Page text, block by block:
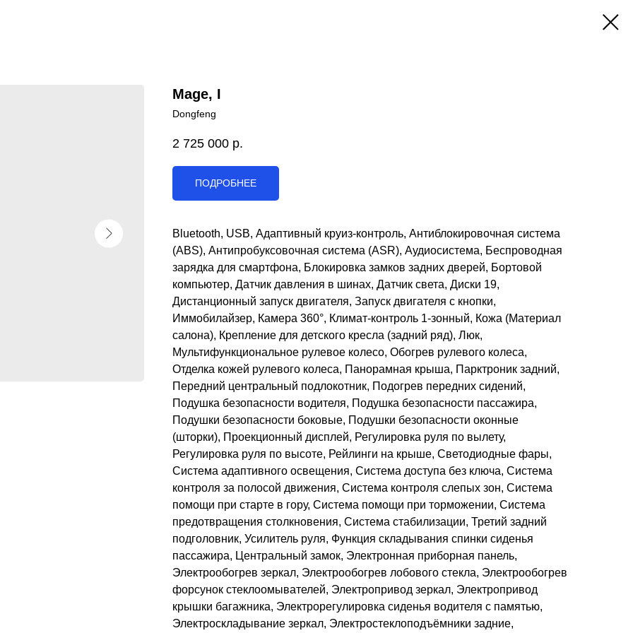
Mage, I
Dongfeng
2 725 000 р.
ПОДРОБНЕЕ
Bluetooth, USB, Адаптивный круиз-контроль, Антиблокировочная система
(ABS), Антипробуксовочная система (ASR), Аудиосистема, Беспроводная
зарядка для смартфона, Блокировка замков задних дверей, Бортовой
компьютер, Датчик давления в шинах, Датчик света, Диски 19,
Дистанционный запуск двигателя, Запуск двигателя с кнопки,
Иммобилайзер, Камера 360°, Климат-контроль 1-зонный, Кожа (Материал
салона), Крепление для детского кресла (задний ряд), Люк,
Мультифункциональное рулевое колесо, Обогрев рулевого колеса,
Отделка кожей рулевого колеса, Панорамная крыша, Парктроник задний,
Передний центральный подлокотник, Подогрев передних сидений,
Подушка безопасности водителя, Подушка безопасности пассажира,
Подушки безопасности боковые, Подушки безопасности оконные
(шторки), Проекционный дисплей, Регулировка руля по вылету,
Регулировка руля по высоте, Рейлинги на крыше, Светодиодные фары,
Система адаптивного освещения, Система доступа без ключа, Система
контроля за полосой движения, Система контроля слепых зон, Система
помощи при старте в гору, Система помощи при торможении, Система
предотвращения столкновения, Система стабилизации, Третий задний
подголовник, Усилитель руля, Функция складывания спинки сиденья
пассажира, Центральный замок, Электронная приборная панель,
Электрообогрев зеркал, Электрообогрев лобового стекла, Электрообогрев
форсунок стеклоомывателей, Электропривод зеркал, Электропривод
крышки багажника, Электрорегулировка сиденья водителя с памятью,
Электроскладывание зеркал, Электростеклоподъёмники задние,